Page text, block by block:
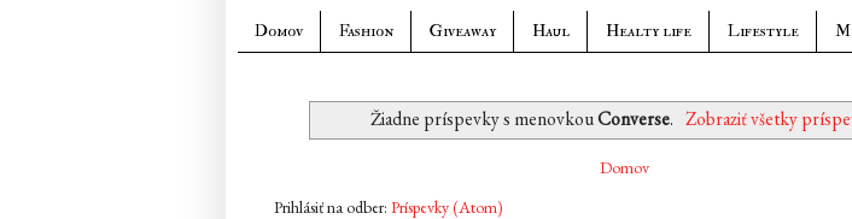
Domov Fashion Giveaway Haul Healty life Lifestyle
Žiadne príspevky s menovkouConverse. Zobraziť všetky
Domov
Prihlásiť na odber: Príspevky (Atom)